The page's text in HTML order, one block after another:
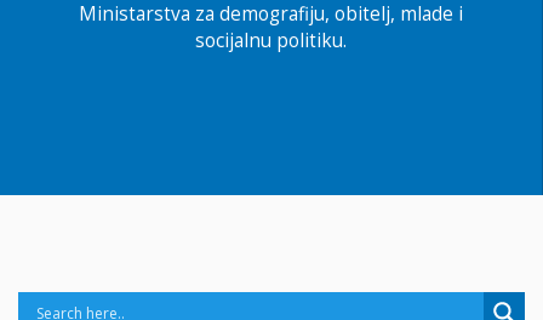
Ministarstva za demografiju, obitelj, mlade i
socijalnu politiku.